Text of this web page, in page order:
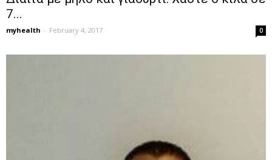
7...
myhealth - February 4, 2017 0